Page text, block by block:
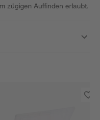
zügigen Auffinden erlaubt.